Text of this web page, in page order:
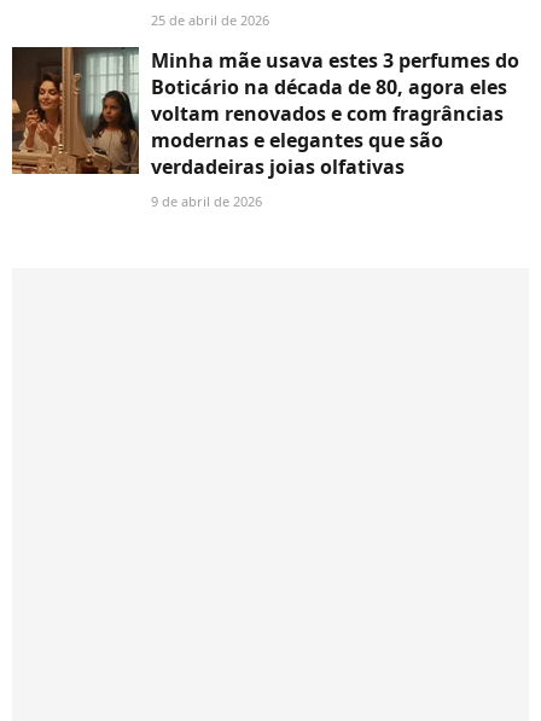
25 de abril de 2026
Minha mãe usava estes 3 perfumes do
Boticário na década de 80, agora eles
voltam renovados e com fragrâncias
modernas e elegantes que são
verdadeiras joias olfativas
9 de abril de 2026